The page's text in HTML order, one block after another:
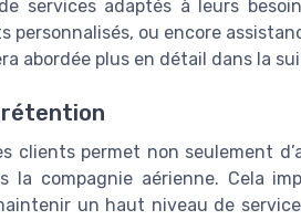
services adaptés à leurs
ou encore
abordée plus en détail dans la
clients permet non seulement
compagnie aérienne. Cela
un haut niveau de